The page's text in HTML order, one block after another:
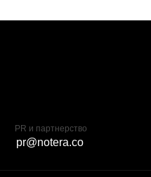
pr@notera.co
PR и партнерство